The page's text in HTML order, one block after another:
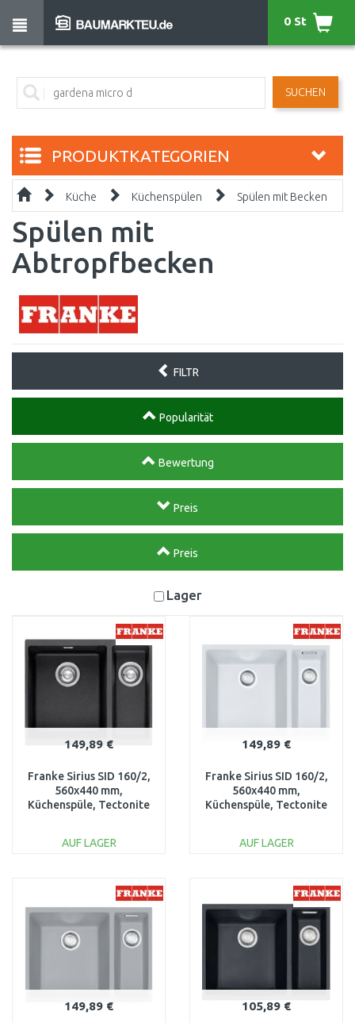
SUCHEN
0 St
PRODUKTKATEGORIEN
Küche Küchenspülen Spülen mit Becken
Spülen mit
Abtropfbecken
FILTR
Popularität
Bewertung
Preis
Preis
Lager
149,89 €
Franke Sirius SID 160/2,
560x440 mm,
Küchenspüle, Tectonite
AUF LAGER
Vergleichen
149,89 €
Franke Sirius SID 160/2,
560x440 mm,
Küchenspüle, Tectonite
AUF LAGER
Vergleichen
149,89 € 105,89 €